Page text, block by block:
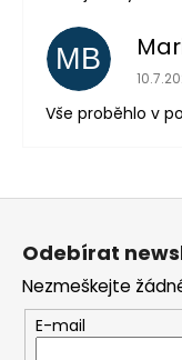
MB
Vše proběhlo v
Z
Odebírat
Nezmeškejte
E-mail